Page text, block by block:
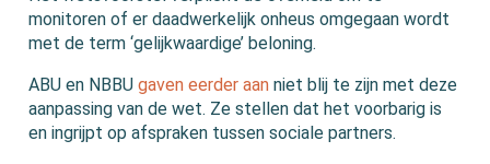
monitoren of er daadwerkelijk onheus omgegaan wordt
met de term ‘gelijkwaardige’ beloning.
ABU en NBBUgaven eerder aan niet blij te zijn met deze
aanpassing van de wet. Ze stellen dat het voorbarig is
en ingrijpt op afspraken tussen sociale partners.